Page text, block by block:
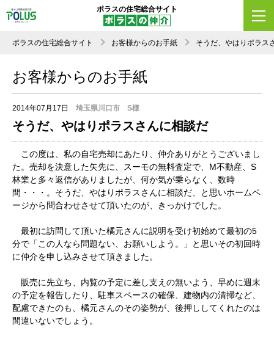
ポラスの住宅総合サイト
ポラスの住宅総合サイト お客様からのお手紙 そうだ、やはりポラス
お客様からのお手紙
2014年07月17日 埼玉県川口市 S様
そうだ、やはりポラスさんに相談だ
この度は、私の自宅売却にあたり、仲介ありがとうございまし
た。売却を決意した矢先に、スーモの無料査定で、M不動産、S
林業と多々返信がありましたが、何か気が乗らなく、数時
間・・・。そうだ、やはりポラスさんに相談だ、と思いホームペ
ージから問合わせさせて頂いたのが、きっかけでした。
最初に訪問して頂いた橘元さんに説明を受け初始めて最初の5
分で「この人なら問題ない、お願いしよう。」と思いその初回時
に仲介を申し込みさせて頂きました。
販売に先立ち、内覧の予定に差し支えの無いよう、早めに週末
の予定を報告したり、駐車スペースの確保、建物内の清掃など、
配慮できたのも、橘元さんのその姿勢が、後押ししてくれたのは
間違いないでしょう。